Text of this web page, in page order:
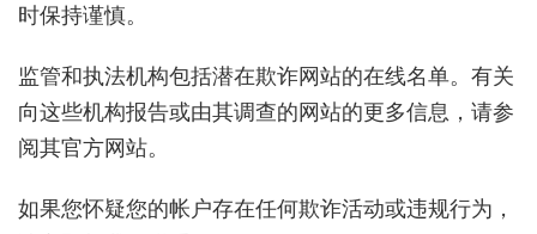
时保持谨慎。
监管和执法机构包括潜在欺诈网站的在线名单。有关
向这些机构报告或由其调查的网站的更多信息，请参
阅其官方网站。
如果您怀疑您的帐户存在任何欺诈活动或违规行为，